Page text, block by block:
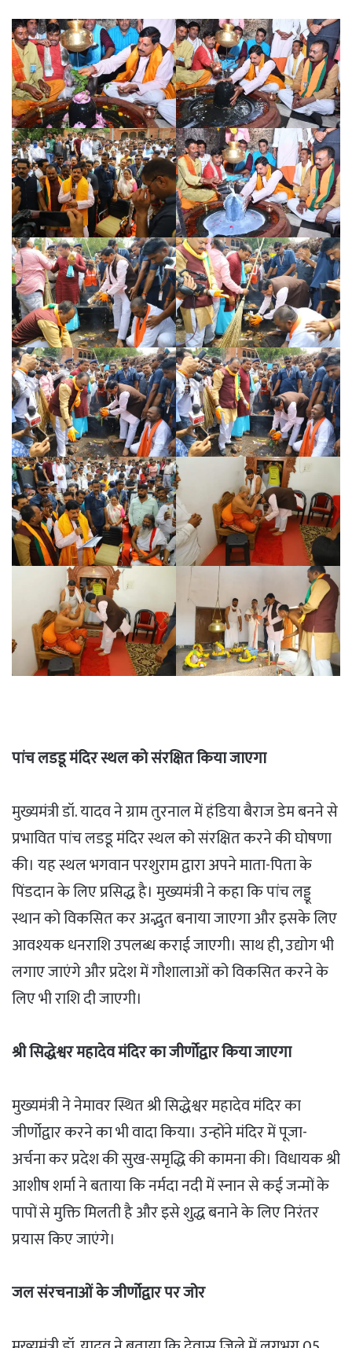
पांच लडडू मंदिर स्थल को संरक्षित किया जाएगा
मुख्यमंत्री डॉ. यादव ने ग्राम तुरनाल में हंडिया बैराज डेम बनने से
प्रभावित पांच लडडू मंदिर स्थल को संरक्षित करने की घोषणा
की। यह स्थल भगवान परशुराम द्वारा अपने माता-पिता के
पिंडदान के लिए प्रसिद्ध है। मुख्यमंत्री ने कहा कि पांच लड्डू
स्थान को विकसित कर अद्भुत बनाया जाएगा और इसके लिए
आवश्यक धनराशि उपलब्ध कराई जाएगी। साथ ही, उद्योग भी
लगाए जाएंगे और प्रदेश में गौशालाओं को विकसित करने के
लिए भी राशि दी जाएगी।
श्री सिद्धेश्वर महादेव मंदिर का जीर्णोद्वार किया जाएगा
मुख्यमंत्री ने नेमावर स्थित श्री सिद्धेश्वर महादेव मंदिर का
जीर्णोद्वार करने का भी वादा किया। उन्होंने मंदिर में पूजा-
अर्चना कर प्रदेश की सुख-समृद्धि की कामना की। विधायक श्री
आशीष शर्मा ने बताया कि नर्मदा नदी में स्नान से कई जन्मों के
पापों से मुक्ति मिलती है और इसे शुद्ध बनाने के लिए निरंतर
प्रयास किए जाएंगे।
जल संरचनाओं के जीर्णोद्वार पर जोर